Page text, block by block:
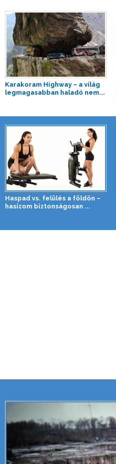
Karakoram Highway – a világ
legmagasabban haladó nem...
Haspad vs. felülés a földön –
hasizom biztonságosan ...